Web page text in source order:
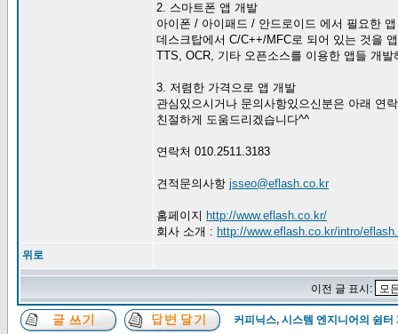
2. 스마트폰 앱 개발
아이폰 / 아이패드 / 안드로이드 에서 필요한
데스크탑에서 C/C++/MFC로 되어 있는 것을
TTS, OCR, 기타 오픈소스를 이용한 앱들 개발
3. 저렴한 가격으로 앱 개발
관심있으시거나 문의사항있으신분은 아래 연
친절하게 도움드리겠습니다^^
연락처 010.2511.3183
견적문의사항 jsseo@eflash.co.kr
홈페이지 http://www.eflash.co.kr/
회사 소개 : http://www.eflash.co.kr/intro/
위로
이전 글 표시:
커피닉스, 시스템 엔지니어의 쉼터